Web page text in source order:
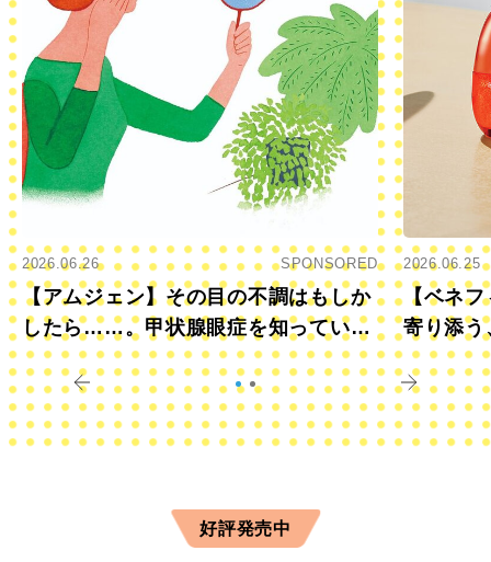
2026.06.26 SPONSORED
【アムジェン】その目の不調はもしか
したら……。甲状腺眼症を知っていま
すか？
2026.06.25
【ベネフ
寄り添う
きに
好評発売中